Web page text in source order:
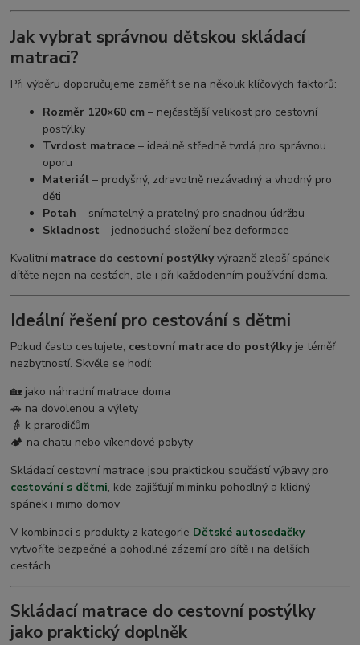
Jak vybrat správnou dětskou skládací
matraci?
Při výběru doporučujeme zaměřit se na několik klíčových faktorů:
Rozměr 120×60 cm – nejčastější velikost pro cestovní
postýlky
Tvrdost matrace – ideálně středně tvrdá pro správnou
oporu
Materiál – prodyšný, zdravotně nezávadný a vhodný pro
děti
Potah – snímatelný a pratelný pro snadnou údržbu
Skladnost – jednoduché složení bez deformace
Kvalitní matrace do cestovní postýlkyvýrazně zlepší spánek
dítěte nejen na cestách, ale i při každodenním používání doma.
Ideální řešení pro cestování s dětmi
Pokud často cestujete, cestovní matrace do postýlkyje téměř
nezbytností. Skvěle se hodí:
🏡 jako náhradní matrace doma
🚗 na dovolenou a výlety
👵 k prarodičům
🏕️ na chatu nebo víkendové pobyty
Skládací cestovní matrace jsou praktickou součástí výbavy pro
cestování s dětmi, kde zajišťují miminku pohodlný a klidný
spánek i mimo domov
V kombinaci s produkty z kategorie Dětské autosedačky
vytvoříte bezpečné a pohodlné zázemí pro dítě i na delších
cestách.
Skládací matrace do cestovní postýlky
jako praktický doplněk